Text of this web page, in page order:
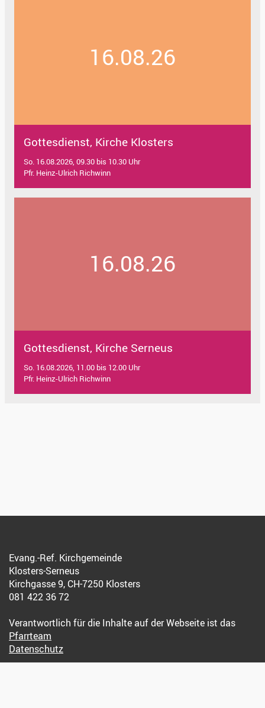
16.08.26
Gottesdienst, Kirche Klosters
So. 16.08.2026, 09.30 bis 10.30 Uhr
Pfr. Heinz-Ulrich Richwinn
16.08.26
Gottesdienst, Kirche Serneus
So. 16.08.2026, 11.00 bis 12.00 Uhr
Pfr. Heinz-Ulrich Richwinn
Evang.-Ref. Kirchgemeinde
Klosters-Serneus
Kirchgasse 9, CH-7250 Klosters
081 422 36 72
Verantwortlich für die Inhalte auf der Webseite ist das
Pfarrteam
Datenschutz